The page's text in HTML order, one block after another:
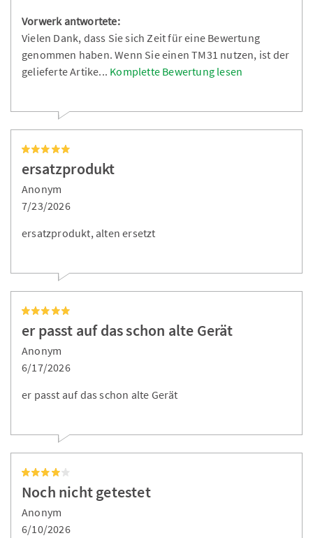
Vorwerk antwortete:
Vielen Dank, dass Sie sich Zeit für eine Bewertung
genommen haben. Wenn Sie einen TM31 nutzen, ist der
gelieferte Artike... Komplette Bewertung lesen
ersatzprodukt
Anonym
7/23/2026
ersatzprodukt, alten ersetzt
er passt auf das schon alte Gerät
Anonym
6/17/2026
er passt auf das schon alte Gerät
Noch nicht getestet
Anonym
6/10/2026